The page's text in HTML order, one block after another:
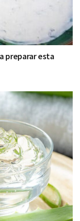
preparar esta